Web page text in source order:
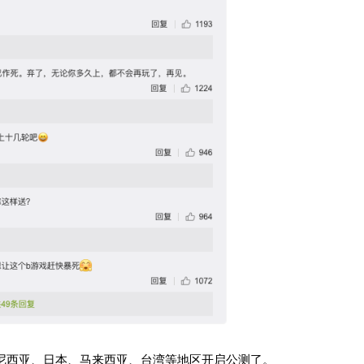
亚、日本、马来西亚、台湾等地区开启公测了。